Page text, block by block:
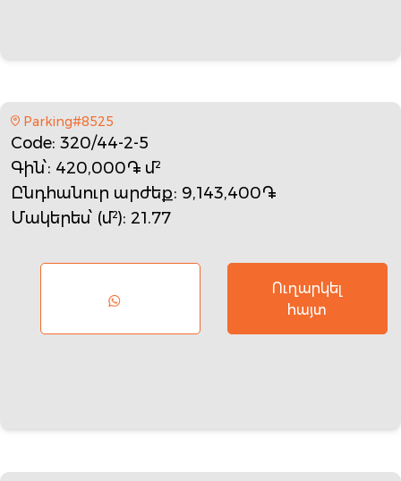
Parking#8525
Code: 320/44-2-5
Գին՝: 420,000֏ մ²
Ընդհանուր արժեք: 9,143,400֏
Մակերես՝ (մ²): 21.77
Ուղարկել
հայտ